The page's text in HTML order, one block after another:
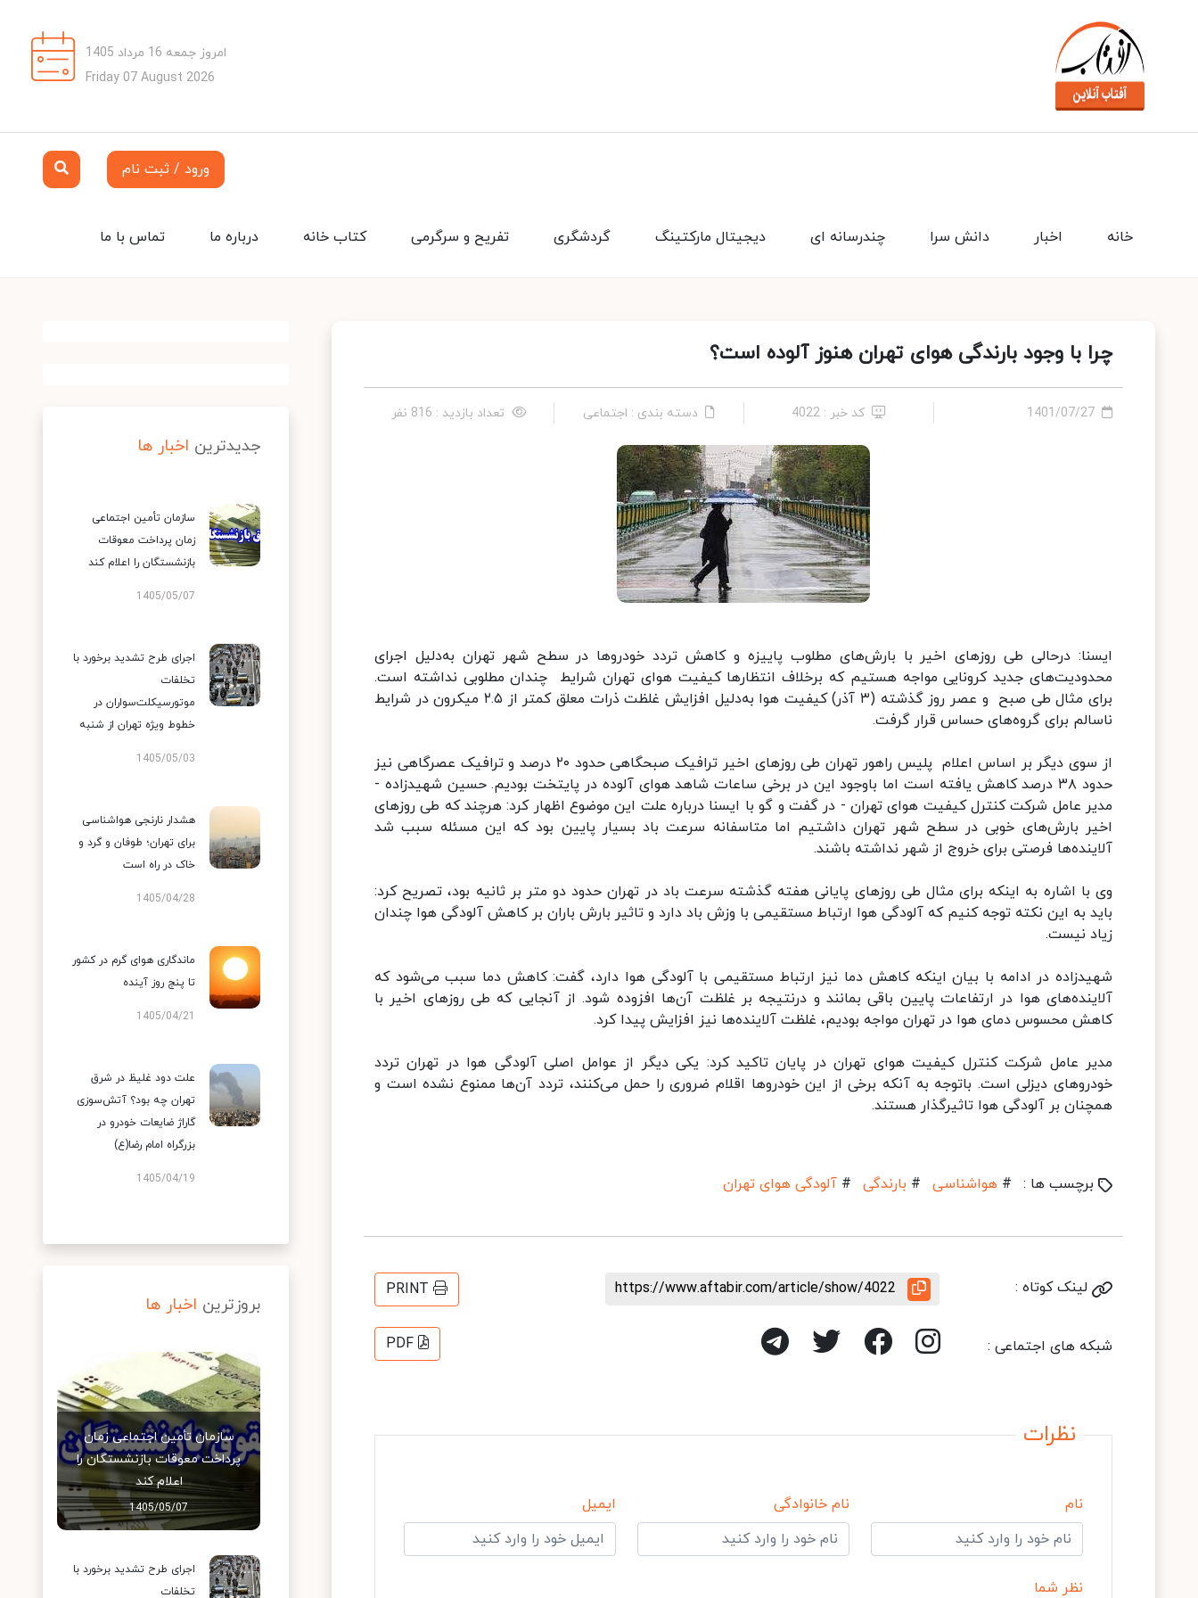
امروز جمعه 16 مرداد 1405
Friday 07 August 2026
ورود / ثبت نام
تماس با ما درباره ما کتاب خانه تفریح و سرگرمی گردشگری دیجیتال مارکتینگ چندرسانه ای دانش سرا اخبار خانه
چرا با وجود بارندگی هوای تهران هنوز آلوده است؟
1401/07/27 کد خبر : 4022 دسته بندی : اجتماعی تعداد بازدید : 816 نفر
ایسنا: درحالی طی روزهای اخیر با بارش‌های مطلوب پاییزه و کاهش تردد خودروها در سطح شهر تهران به‌دلیل اجرای
محدودیت‌های جدید کرونایی مواجه هستیم که برخلاف انتظارها کیفیت هوای تهران شرایط چندان مطلوبی نداشته است.
برای مثال طی صبح و عصر روز گذشته (۳ آذر) کیفیت هوا به‌دلیل افزایش غلظت ذرات معلق کمتر از ۲.۵ میکرون در شرایط
ناسالم برای گروه‌های حساس قرار گرفت.
از سوی دیگر بر اساس اعلام پلیس راهور تهران طی روزهای اخیر ترافیک صبحگاهی حدود ۲۰ درصد و ترافیک عصرگاهی نیز
حدود ۳۸ درصد کاهش یافته است اما باوجود این در برخی ساعات شاهد هوای آلوده در پایتخت بودیم. حسین شهیدزاده -
مدیر عامل شرکت کنترل کیفیت هوای تهران - در گفت و گو با ایسنا درباره علت این موضوع اظهار کرد: هرچند که طی روزهای
اخیر بارش‌های خوبی در سطح شهر تهران داشتیم اما متاسفانه سرعت باد بسیار پایین بود که این مسئله سبب شد
آلاینده‌ها فرصتی برای خروج از شهر نداشته باشند.
وی با اشاره به اینکه برای مثال طی روزهای پایانی هفته گذشته سرعت باد در تهران حدود دو متر بر ثانیه بود، تصریح کرد:
باید به این نکته توجه کنیم که آلودگی هوا ارتباط مستقیمی با وزش باد دارد و تاثیر بارش باران بر کاهش آلودگی هوا چندان
زیاد نیست.
شهیدزاده در ادامه با بیان اینکه کاهش دما نیز ارتباط مستقیمی با آلودگی هوا دارد، گفت: کاهش دما سبب می‌شود که
آلاینده‌های هوا در ارتفاعات پایین باقی بمانند و درنتیجه بر غلظت آن‌ها افزوده شود. از آنجایی که طی روزهای اخیر با
کاهش محسوس دمای هوا در تهران مواجه بودیم، غلظت آلاینده‌ها نیز افزایش پیدا کرد.
مدیر عامل شرکت کنترل کیفیت هوای تهران در پایان تاکید کرد: یکی دیگر از عوامل اصلی آلودگی هوا در تهران تردد
خودروهای دیزلی است. باتوجه به آنکه برخی از این خودروها اقلام ضروری را حمل می‌کنند، تردد آن‌ها ممنوع نشده است و
همچنان بر آلودگی هوا تاثیرگذار هستند.
برچسب ها : # هواشناسی # بارندگی # آلودگی هوای تهران
لینک کوتاه : https://www.aftabir.com/article/show/4022
PRINT
شبکه های اجتماعی : PDF
نظرات
نام نام خانوادگی ایمیل
نظر شما
جدیدترین اخبار ها
سازمان تأمین اجتماعی
زمان پرداخت معوقات
بازنشستگان را اعلام کند
1405/05/07
اجرای طرح تشدید برخورد با
تخلفات
موتورسیکلت‌سواران در
خطوط ویژه تهران از شنبه
1405/05/03
هشدار نارنجی هواشناسی
برای تهران؛ طوفان و گرد و
خاک در راه است
1405/04/28
ماندگاری هوای گرم در کشور
تا پنج روز آینده
1405/04/21
علت دود غلیظ در شرق
تهران چه بود؟ آتش‌سوزی
گاراژ ضایعات خودرو در
بزرگراه امام رضا(ع)
1405/04/19
بروزترین اخبار ها
سازمان تأمین اجتماعی زمان
پرداخت معوقات بازنشستگان را
اعلام کند
1405/05/07
اجرای طرح تشدید برخورد با
تخلفات